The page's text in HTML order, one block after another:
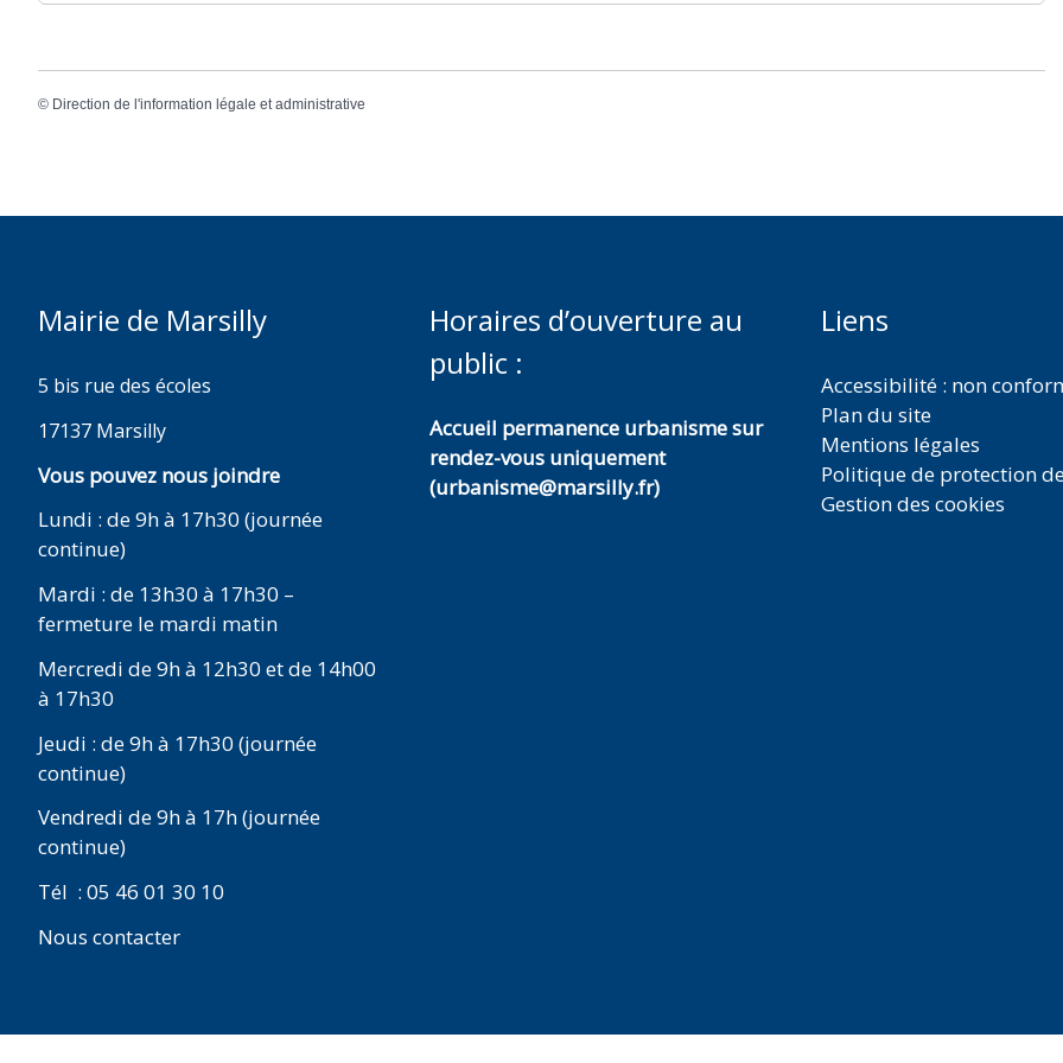
© Direction de l'information légale et administrative
Mairie de Marsilly
5 bis rue des écoles
17137 Marsilly
Vous pouvez nous joindre
Lundi : de 9h à 17h30 (journée
continue)
Mardi : de 13h30 à 17h30 –
fermeture le mardi matin
Mercredi de 9h à 12h30 et de 14h00
à 17h30
Jeudi : de 9h à 17h30 (journée
continue)
Vendredi de 9h à 17h (journée
continue)
Tél : 05 46 01 30 10
Nous contacter
Horaires d’ouverture au
public :
Accueil permanence urbanisme sur
rendez-vous uniquement
(urbanisme@marsilly.fr)
Liens
Accessibilité : non
Plan du site
Mentions légales
Politique de protection
Gestion des cookies